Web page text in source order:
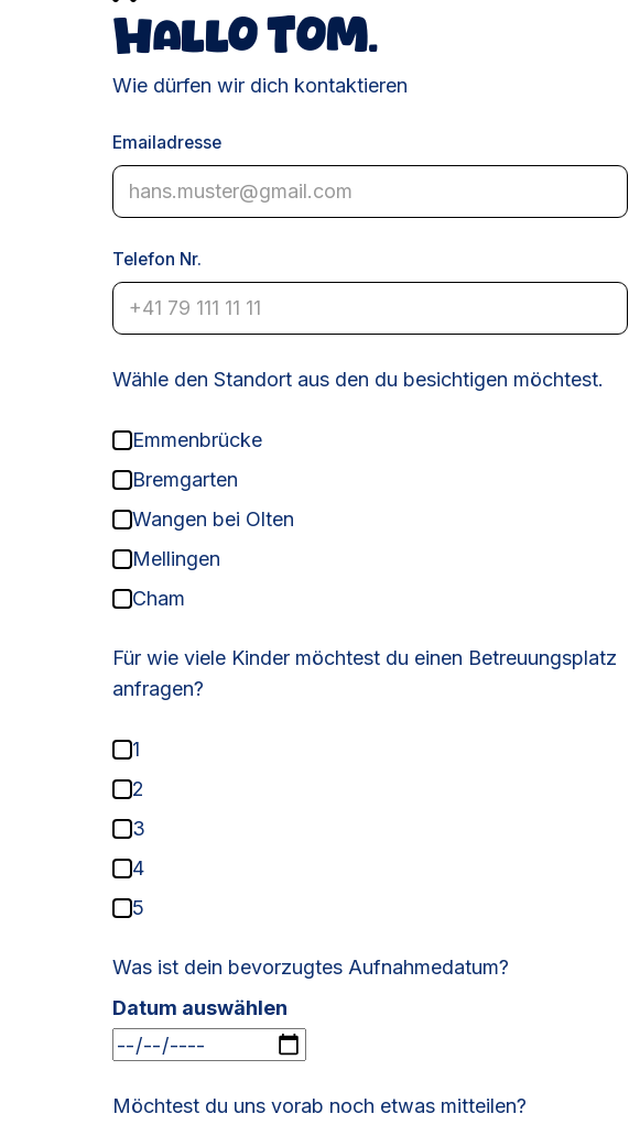
HalloTom.
Wie dürfen wir dich kontaktieren
Emailadresse
Telefon Nr.
Wähle den Standort aus den du besichtigen möchtest.
Emmenbrücke
Bremgarten
Wangen bei Olten
Mellingen
Cham
Für wie viele Kinder möchtest du einen Betreuungsplatz
anfragen?
1
2
3
4
5
Was ist dein bevorzugtes Aufnahmedatum?
Datum auswählen
Möchtest du uns vorab noch etwas mitteilen?